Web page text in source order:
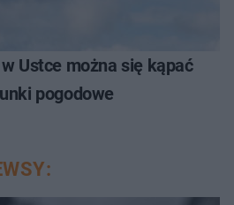
Ustce można się kąpać
pogodowe